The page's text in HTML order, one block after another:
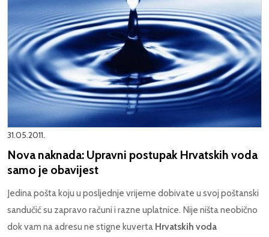
31.05.2011.
Nova naknada: Upravni postupak Hrvatskih voda
samo je obavijest
Jedina pošta koju u posljednje vrijeme dobivate u svoj poštanski
sandučić su zapravo računi i razne uplatnice. Nije ništa neobično
dok vam na adresu ne stigne kuverta Hrvatskih voda